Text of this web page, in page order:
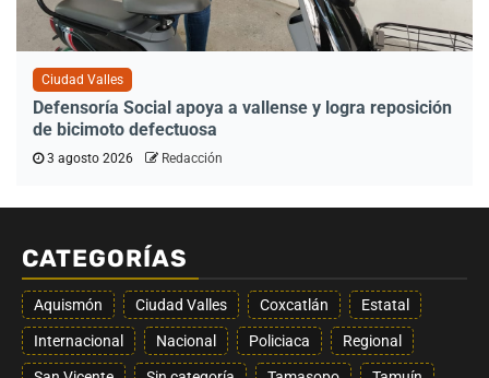
Ciudad Valles
Defensoría Social apoya a vallense y logra reposición
de bicimoto defectuosa
3 agosto 2026 Redacción
CATEGORÍAS
Aquismón Ciudad Valles Coxcatlán Estatal
Internacional Nacional Policiaca Regional